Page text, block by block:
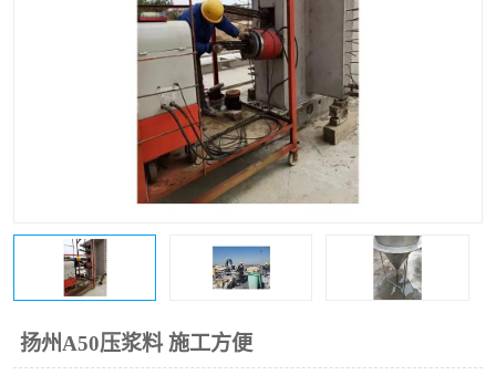
扬州A50压浆料 施工方便
沥青冷补料
高延性混凝土 速凝剂
金刚砂
桥梁伸缩缝快速修补料 防静电不发火砂浆
碳布胶
融雪剂